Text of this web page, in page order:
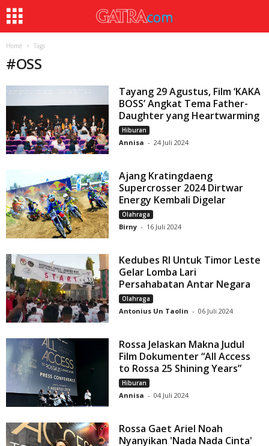
Home Tags
#OSS
Tayang 29 Agustus, Film ‘KAKA
BOSS’ Angkat Tema Father-
Daughter yang Heartwarming
Hiburan
Annisa - 24 Juli 2024
Ajang Kratingdaeng
Supercrosser 2024 Dirtwar
Energy Kembali Digelar
Olahraga
Birny - 16 Juli 2024
Kedubes RI Untuk Timor Leste
Gelar Lomba Lari
Persahabatan Antar Negara
Olahraga
Antonius Un Taolin - 06 Juli 2024
Rossa Jelaskan Makna Judul
Film Dokumenter “All Access
to Rossa 25 Shining Years”
Hiburan
Annisa - 04 Juli 2024
Rossa Gaet Ariel Noah
Nyanyikan 'Nada Nada Cinta'